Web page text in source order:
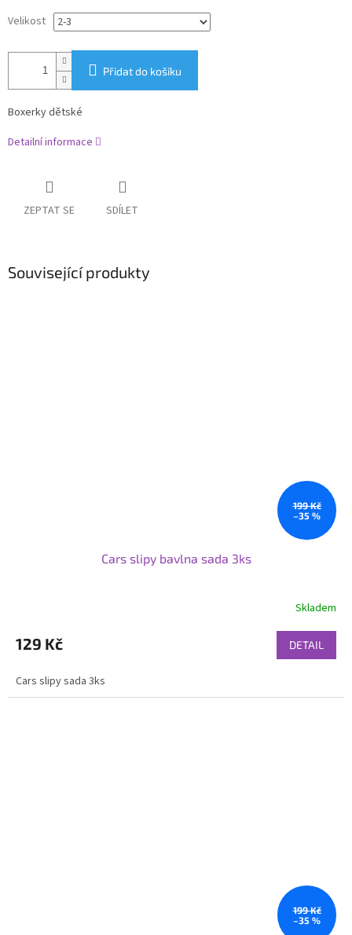
Velikost
Přidat do košíku
Boxerky dětské
Detailní informace
ZEPTAT SE SDÍLET
Související produkty
199 Kč
–35 %
Cars slipy bavlna sada 3ks
Skladem
129 Kč DETAIL
Cars slipy sada 3ks
199 Kč
–35 %